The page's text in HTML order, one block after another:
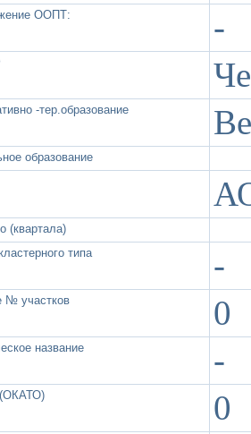
ООПТ: -
-тер.образование
образование
(квартала)
типа -
№ участков 0
название -
0